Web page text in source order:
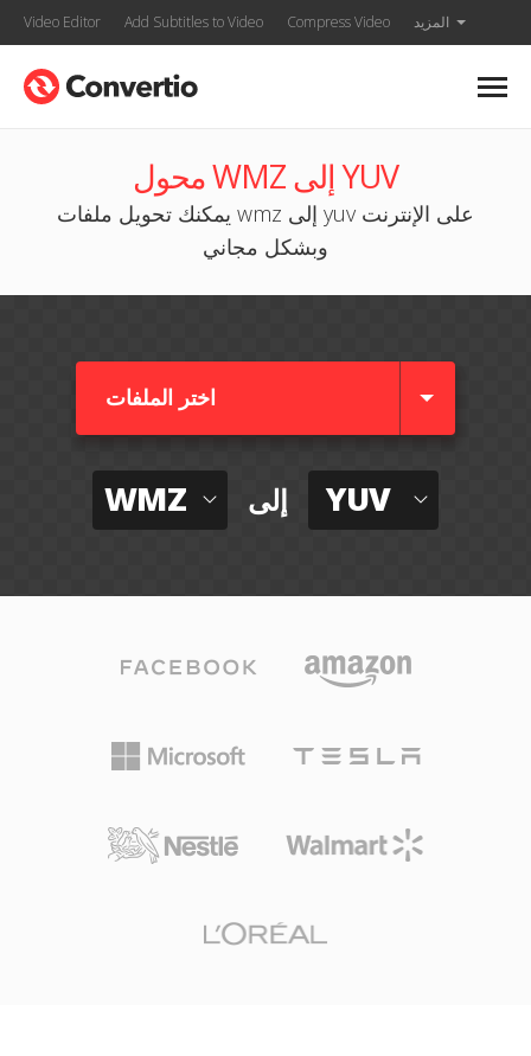
Video Editor Add Subtitles to Video Compress Video المزيد
محول WMZ إلى YUV
يمكنك تحويل ملفات wmz إلى yuv على الإنترنت
وبشكل مجاني
اختر الملفات
WMZ إلى YUV